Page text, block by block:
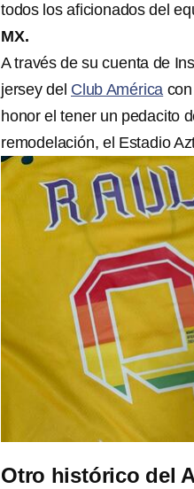
todos los aficionados del
MX.
A través de su cuenta de
jersey del Club América
honor el tener un pedacito
remodelación, el Estadio
Otro histórico del